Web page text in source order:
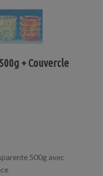
+ Couvercle
500g avec